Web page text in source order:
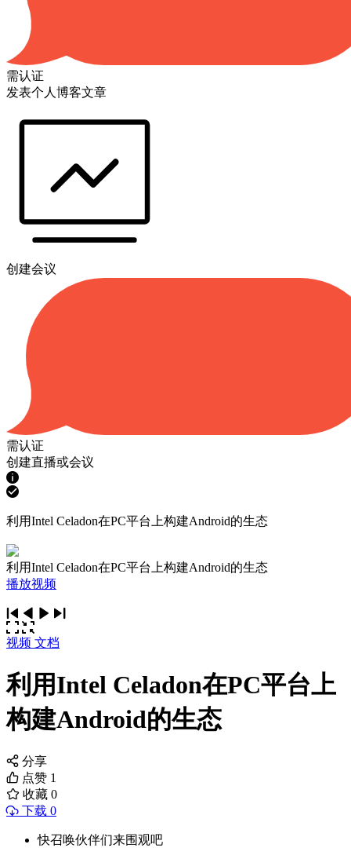
需认证
发表个人博客文章
创建会议
需认证
创建直播或会议
利用Intel Celadon在PC平台上构建Android的生态
利用Intel Celadon在PC平台上构建Android的生态
播放视频
视频 文档
利用Intel Celadon在PC平台上
构建Android的生态
分享
点赞 1
收藏 0
下载 0
快召唤伙伴们来围观吧